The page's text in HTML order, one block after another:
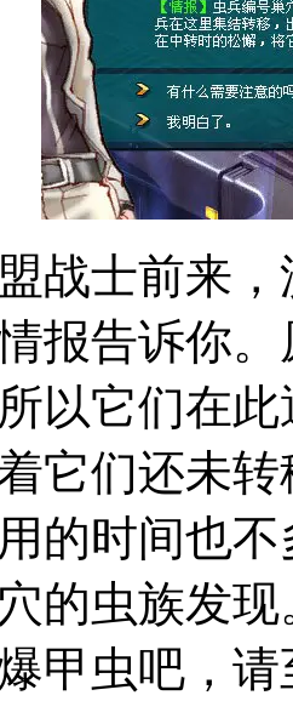
士前来，
报告诉你
以它们在
它们还未
的时间也
的虫族发
甲虫吧，